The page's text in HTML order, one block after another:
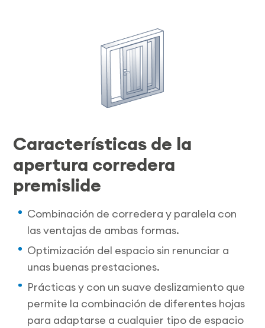
Características de la
apertura corredera
premislide
Combinación de corredera y paralela con
las ventajas de ambas formas.
Optimización del espacio sin renunciar a
unas buenas prestaciones.
Prácticas y con un suave deslizamiento que
permite la combinación de diferentes hojas
para adaptarse a cualquier tipo de espacio